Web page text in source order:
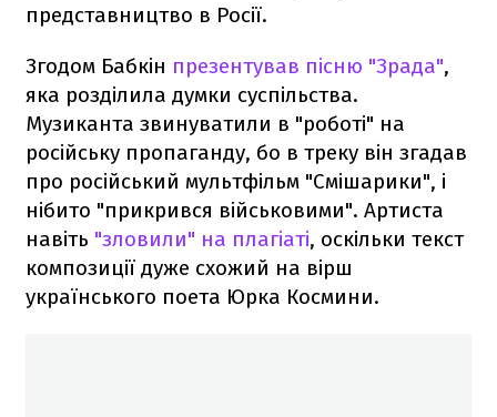
представництво в Росії.
Згодом Бабкін презентував пісню "Зрада",
яка розділила думки суспільства.
Музиканта звинуватили в "роботі" на
російську пропаганду, бо в треку він згадав
про російський мультфільм "Смішарики", і
нібито "прикрився військовими". Артиста
навіть "зловили" на плагіаті, оскільки текст
композиції дуже схожий на вірш
українського поета Юрка Космини.